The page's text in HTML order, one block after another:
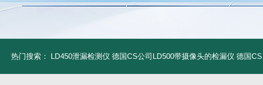
热门搜索： LD450泄漏检测仪 德国CS公司LD500带摄像头的检漏仪 德国